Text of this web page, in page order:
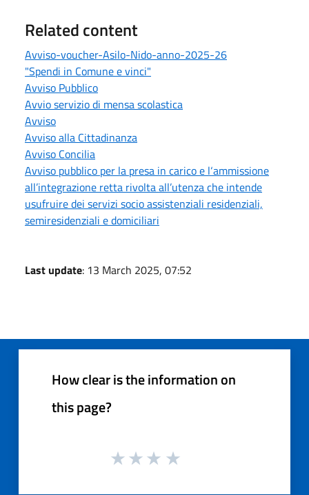
Related content
Avviso-voucher-Asilo-Nido-anno-2025-26
"Spendi in Comune e vinci"
Avviso Pubblico
Avvio servizio di mensa scolastica
Avviso
Avviso alla Cittadinanza
Avviso Concilia
Avviso pubblico per la presa in carico e l‘ammissione
all’integrazione retta rivolta all’utenza che intende
usufruire dei servizi socio assistenziali residenziali,
semiresidenziali e domiciliari
Last update: 13 March 2025, 07:52
How clear is the information on
this page?